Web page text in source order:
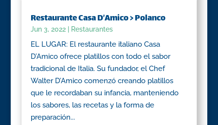
Restaurante Casa D’Amico > Polanco
Jun 3, 2022| Restaurantes
EL LUGAR: El restaurante italiano Casa
D’Amico ofrece platillos con todo el sabor
tradicional de Italia. Su fundador, el Chef
Walter D’Amico comenzó creando platillos
que le recordaban su infancia, manteniendo
los sabores, las recetas y la forma de
preparación...